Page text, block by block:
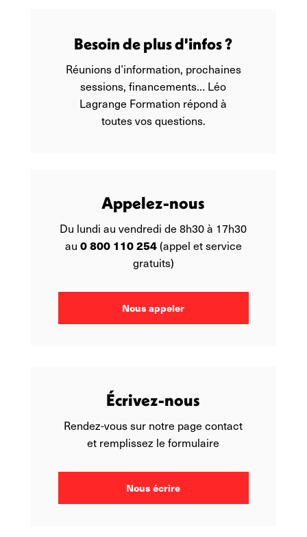
Besoin de plus d'infos ?
Réunions d’information, prochaines
sessions, financements… Léo
Lagrange Formation répond à
toutes vos questions.
Appelez-nous
Du lundi au vendredi de 8h30 à 17h30
au 0 800 110 254(appel et service
gratuits)
Nous appeler
Écrivez-nous
Rendez-vous sur notre page contact
et remplissez le formulaire
Nous écrire